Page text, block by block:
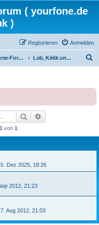
( yourfone.de
)
Anmelden
Registrieren
yourfone-Forum Community Lob, Kritik und Anregungen
e
Suche
1 von 1
Dez 2025, 18:26
2012, 21:23
Aug 2012, 21:03